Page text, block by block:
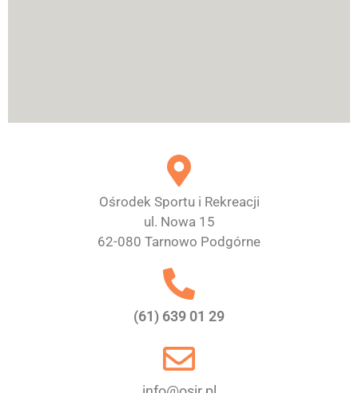
Ośrodek Sportu i Rekreacji
ul. Nowa 15
62-080 Tarnowo Podgórne
(61) 639 01 29